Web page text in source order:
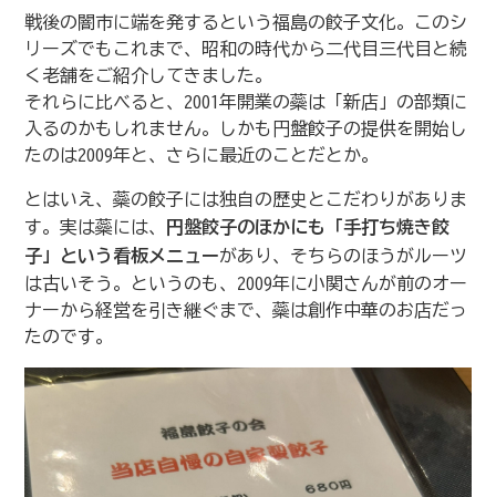
戦後の闇市に端を発するという福島の餃子文化。このシ
リーズでもこれまで、昭和の時代から二代目三代目と続
く老舗をご紹介してきました。
それらに比べると、2001年開業の蘂は「新店」の部類に
入るのかもしれません。しかも円盤餃子の提供を開始し
たのは2009年と、さらに最近のことだとか。
とはいえ、蘂の餃子には独自の歴史とこだわりがありま
す。実は蘂には、
円盤餃子のほかにも「手打ち焼き餃
子」という看板メニューがあり、そちらのほうがルーツ
は古いそう。というのも、2009年に小関さんが前のオー
ナーから経営を引き継ぐまで、蘂は創作中華のお店だっ
たのです。